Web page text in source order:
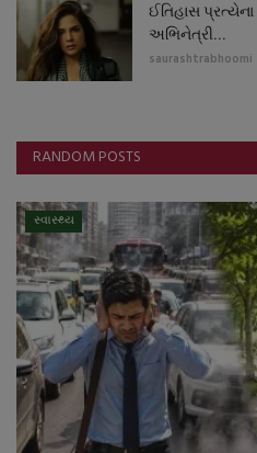
ઈતિહાસ પ્રત્યેના
અભિનેત્રી...
saurashtrabhoomi
RANDOM POSTS
સ્વાસ્થ્ય